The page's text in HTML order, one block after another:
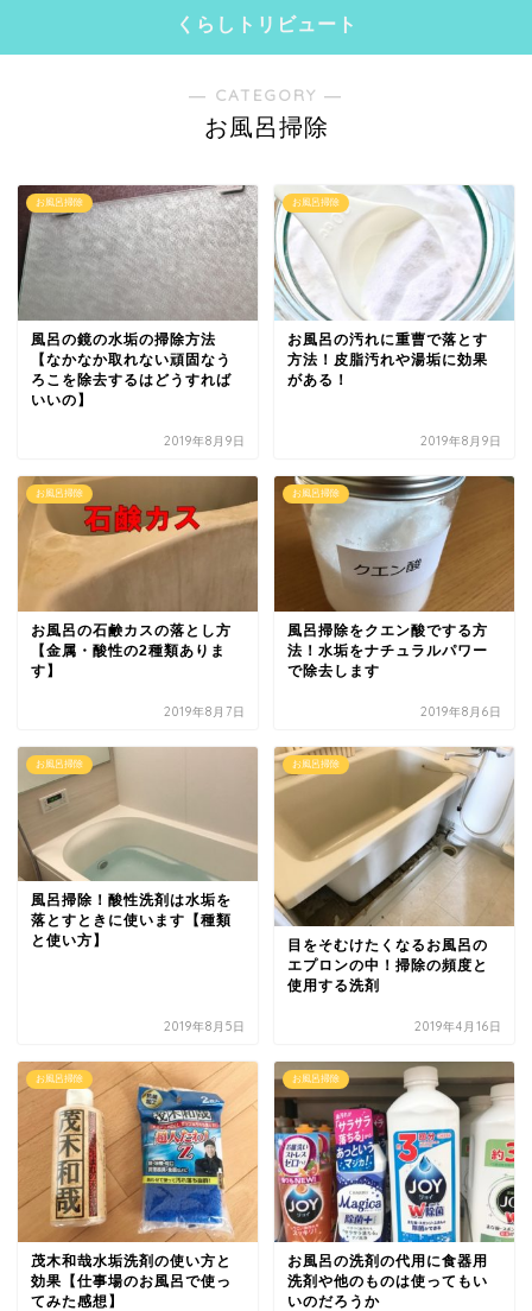
くらしトリビュート
― CATEGORY ―
お風呂掃除
お風呂掃除
風呂の鏡の水垢の掃除方法
【なかなか取れない頑固なう
ろこを除去するはどうすれば
いいの】
2019年8月9日
お風呂掃除
お風呂の汚れに重曹で落とす
方法！皮脂汚れや湯垢に効果
がある！
2019年8月9日
お風呂掃除
お風呂の石鹸カスの落とし方
【金属・酸性の2種類ありま
す】
2019年8月7日
お風呂掃除
風呂掃除をクエン酸でする方
法！水垢をナチュラルパワー
で除去します
2019年8月6日
お風呂掃除
風呂掃除！酸性洗剤は水垢を
落とすときに使います【種類
と使い方】
2019年8月5日
お風呂掃除
目をそむけたくなるお風呂の
エプロンの中！掃除の頻度と
使用する洗剤
2019年4月16日
お風呂掃除
茂木和哉水垢洗剤の使い方と
効果【仕事場のお風呂で使っ
てみた感想】
お風呂掃除
お風呂の洗剤の代用に食器用
洗剤や他のものは使ってもい
いのだろうか